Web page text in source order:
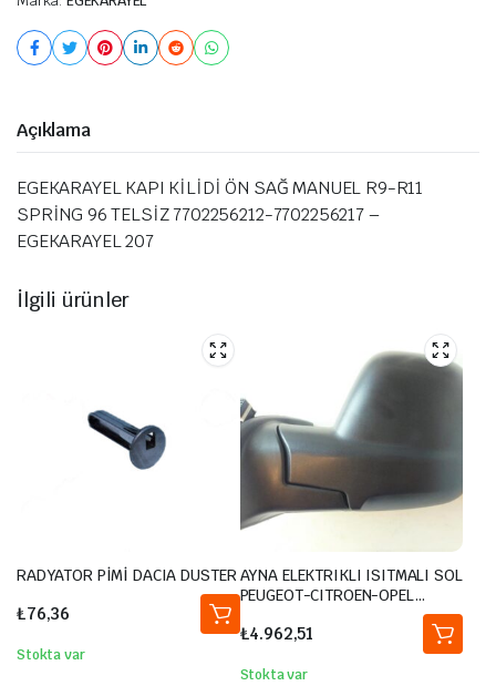
Açıklama
EGEKARAYEL KAPI KİLİDİ ÖN SAĞ MANUEL R9-R11
SPRİNG 96 TELSİZ 7702256212-7702256217 –
EGEKARAYEL 207
İlgili ürünler
RADYATOR PİMİ DACIA DUSTER
₺76,36
Stokta var
AYNA ELEKTRIKLI ISITMALI SOL
PEUGEOT-CITROEN-OPEL
PARTNER RIFTER BERLINGO
COMBO 2018- / TOYOTA
PROACE CITY 1.5L DV5R BKYM
20-
₺4.962,51
Stokta var